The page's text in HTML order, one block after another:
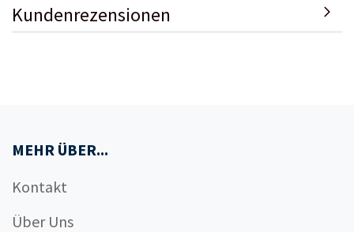
Kundenrezensionen
MEHR ÜBER...
Kontakt
Über Uns